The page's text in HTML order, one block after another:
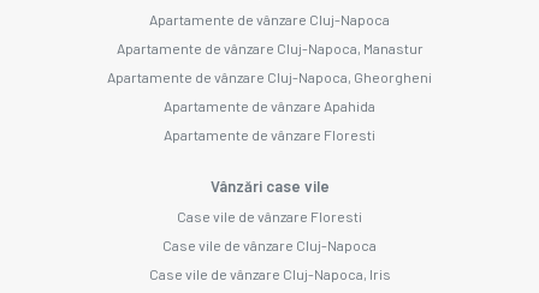
Apartamente de vânzare Cluj-Napoca
Apartamente de vânzare Cluj-Napoca, Manastur
Apartamente de vânzare Cluj-Napoca, Gheorgheni
Apartamente de vânzare Apahida
Apartamente de vânzare Floresti
Vânzări case vile
Case vile de vânzare Floresti
Case vile de vânzare Cluj-Napoca
Case vile de vânzare Cluj-Napoca, Iris